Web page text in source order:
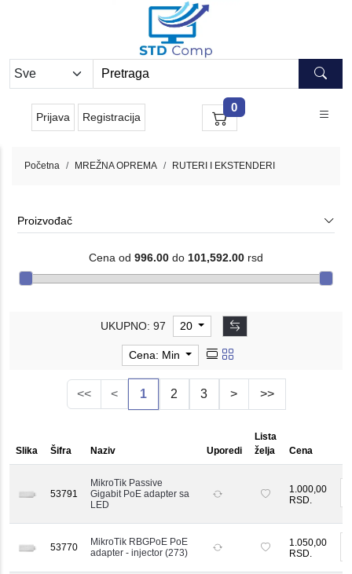
Prijava Registracija
0
Početna MREŽNA OPREMA RUTERI I EKSTENDERI
Proizvođač
Cena od 996.00 do 101,592.00 rsd
UKUPNO: 97 20
Cena: Min
<< < 1 2 3 > >>
Slika Šifra Naziv Uporedi
Lista
želja
Cena
53791
MikroTik Passive
Gigabit PoE adapter sa
LED
1.000,00
RSD.
53770
MikroTik RBGPoE PoE
adapter - injector (273)
1.050,00
RSD.